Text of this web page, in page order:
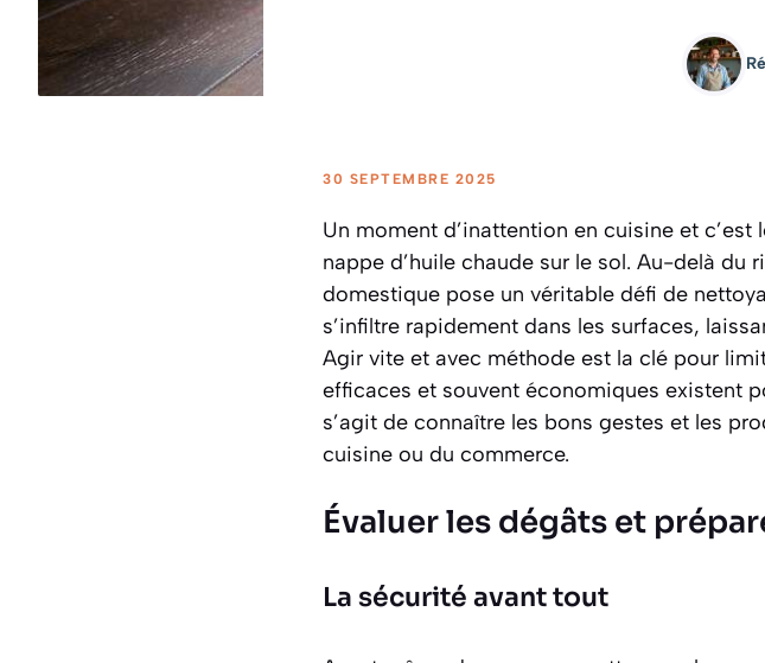
30 SEPTEMBRE 2025
Un moment d’inattention en cuisine et
nappe d’huile chaude sur le sol. Au-delà
domestique pose un véritable défi de
s’infiltre rapidement dans les surfaces,
Agir vite et avec méthode est la clé pour
efficaces et souvent économiques existent
s’agit de connaître les bons gestes et les
cuisine ou du commerce.
Évaluer les dégâts et
La sécurité avant tout